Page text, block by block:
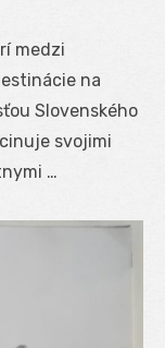
medzi
na
Slovenského
svojimi
…